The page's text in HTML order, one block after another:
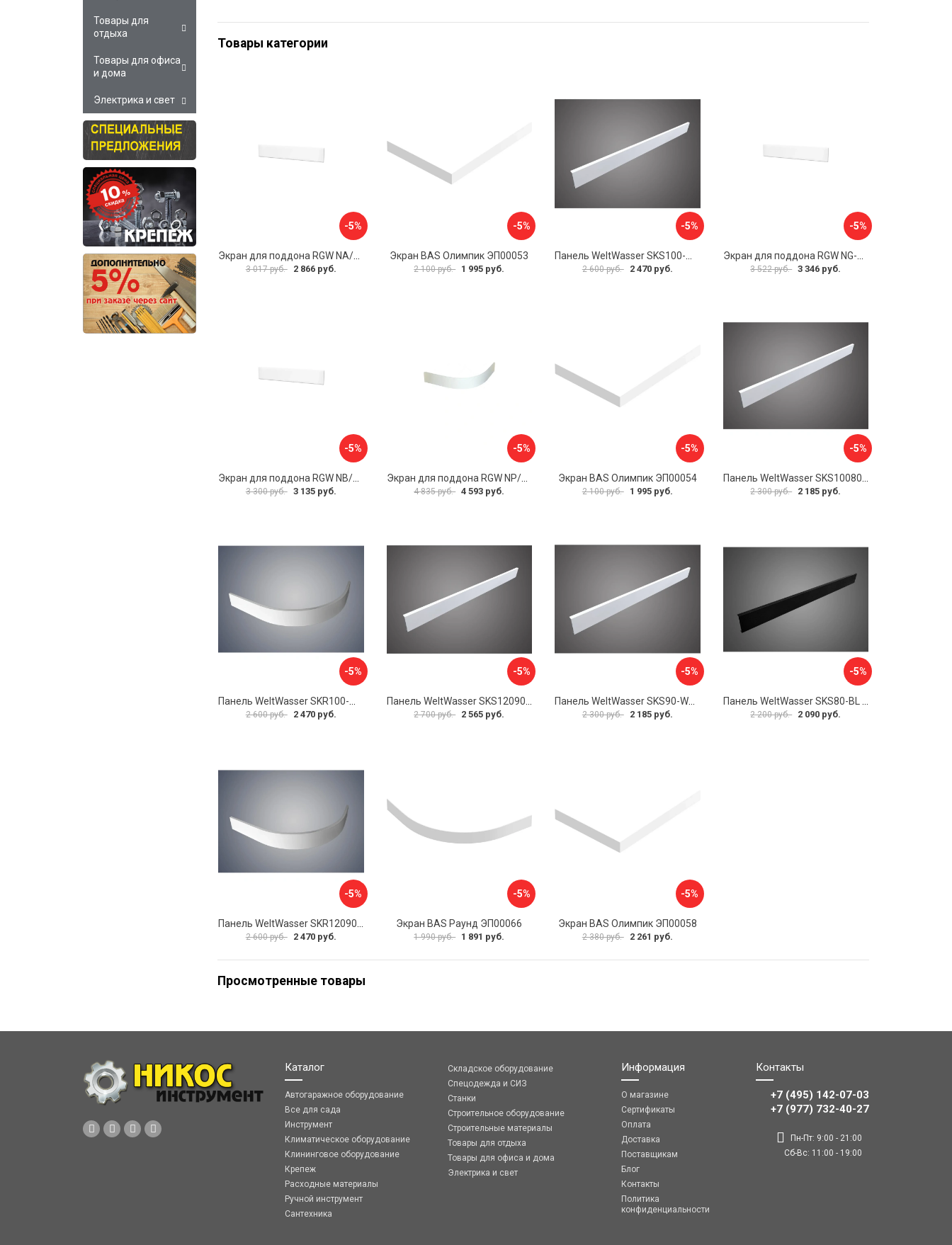
Товары категории
-5%
3 017 руб. 2 866 руб.
-5%
Экран BAS Олимпик ЭП00053
2 100 руб. 1 995 руб.
-5%
2 600 руб. 2 470 руб.
-5%
3 522 руб. 3 346 руб.
-5%
Экран для поддона RGW NB/LUX-08 16230112-80
3 300 руб. 3 135 руб.
-5%
Экран для поддона RGW NP/STYLE-10 16230410-00
4 835 руб. 4 593 руб.
-5%
Экран BAS Олимпик ЭП00054
2 100 руб. 1 995 руб.
-5%
Панель WeltWasser SKS10080-WT 10000004397
2 300 руб. 2 185 руб.
-5%
2 600 руб. 2 470 руб.
-5%
2 700 руб. 2 565 руб.
-5%
2 300 руб. 2 185 руб.
-5%
2 200 руб. 2 090 руб.
-5%
2 600 руб. 2 470 руб.
-5%
Экран BAS Раунд ЭП00066
1 990 руб. 1 891 руб.
-5%
Экран BAS Олимпик ЭП00058
2 380 руб. 2 261 руб.
Просмотренные товары
Товары для
отдыха
Товары для офиса
и дома
Электрика и свет
Каталог
Автогаражное оборудование
Все для сада
Инструмент
Климатическое оборудование
Клининговое оборудование
Крепеж
Расходные материалы
Ручной инструмент
Сантехника
Складское оборудование
Спецодежда и СИЗ
Станки
Строительное оборудование
Строительные материалы
Товары для отдыха
Товары для офиса и дома
Электрика и свет
Информация
О магазине
Сертификаты
Оплата
Доставка
Поставщикам
Блог
Контакты
Политика
конфиденциальности
Контакты
+7 (495) 142-07-03
‎‎+7 (977) 732-40-27
Пн-Пт: 9:00 - 21:00
Сб-Вс: 11:00 - 19:00